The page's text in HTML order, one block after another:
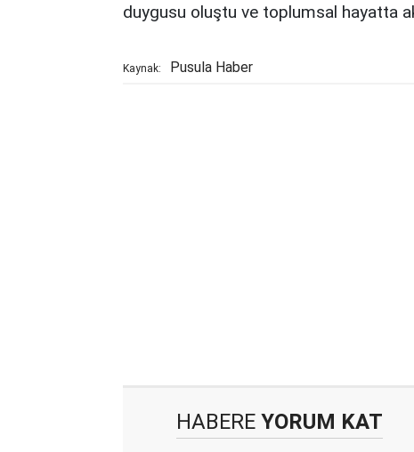
duygusu oluştu ve toplumsal hayatta
Kaynak: Pusula Haber
HABERE YORUM KAT